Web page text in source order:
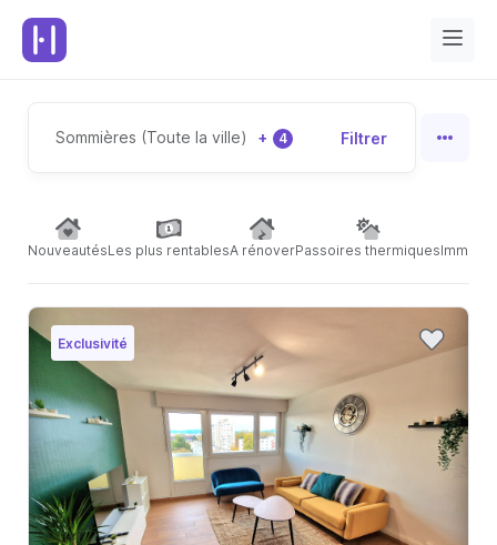
Sommières (Toute la ville) + 4 Filtrer
NouveautésLes plus rentablesA rénoverPassoires thermiques
Exclusivité